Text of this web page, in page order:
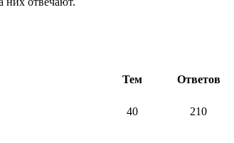
Тем Ответов
40 210